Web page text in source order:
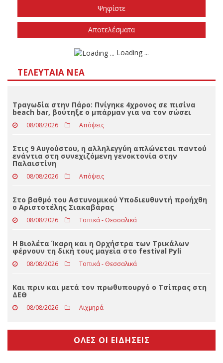
Το φθινόπωρο του 2026
Την άνοιξη του 2027
Δεν ξέρω/δεν απαντώ
ΤΕΛΕΥΤΑΊΑ ΝΈΑ
Τραγωδία στην Πάρο: Πνίγηκε 4χρονος σε πισίνα
beach bar, βούτηξε ο μπάρμαν για να τον σώσει
08/08/2026
ενάντια στη συνεχιζόμενη γενοκτονία στην
Παλαιστίνη
08/08/2026 Απόψεις
Στο βαθμό του Αστυνομικού Υποδιευθυντή προήχθη
ο Αριστοτέλης Σιακαβάρας
08/08/2026 Τοπικά - Θεσσαλικά
Η Βιολέτα Ίκαρη και η Ορχήστρα των Τρικάλων
φέρνουν τη δική τους μαγεία στο festival Pyli
08/08/2026 Τοπικά - Θεσσαλικά
Και πριν και μετά τον πρωθυπουργό ο Τσίπρας στη
08/08/2026 Αιχμηρά